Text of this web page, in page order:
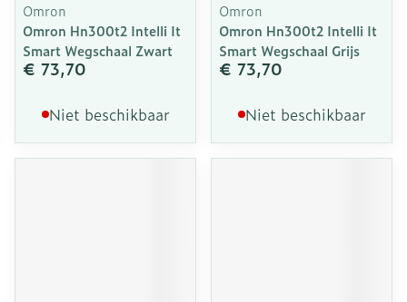
Omron
Omron Hn300t2 Intelli It
Smart Wegschaal Zwart
€ 73,70
Niet beschikbaar
Omron
Omron Hn300t2 Intelli It
Smart Wegschaal Grijs
€ 73,70
Niet beschikbaar